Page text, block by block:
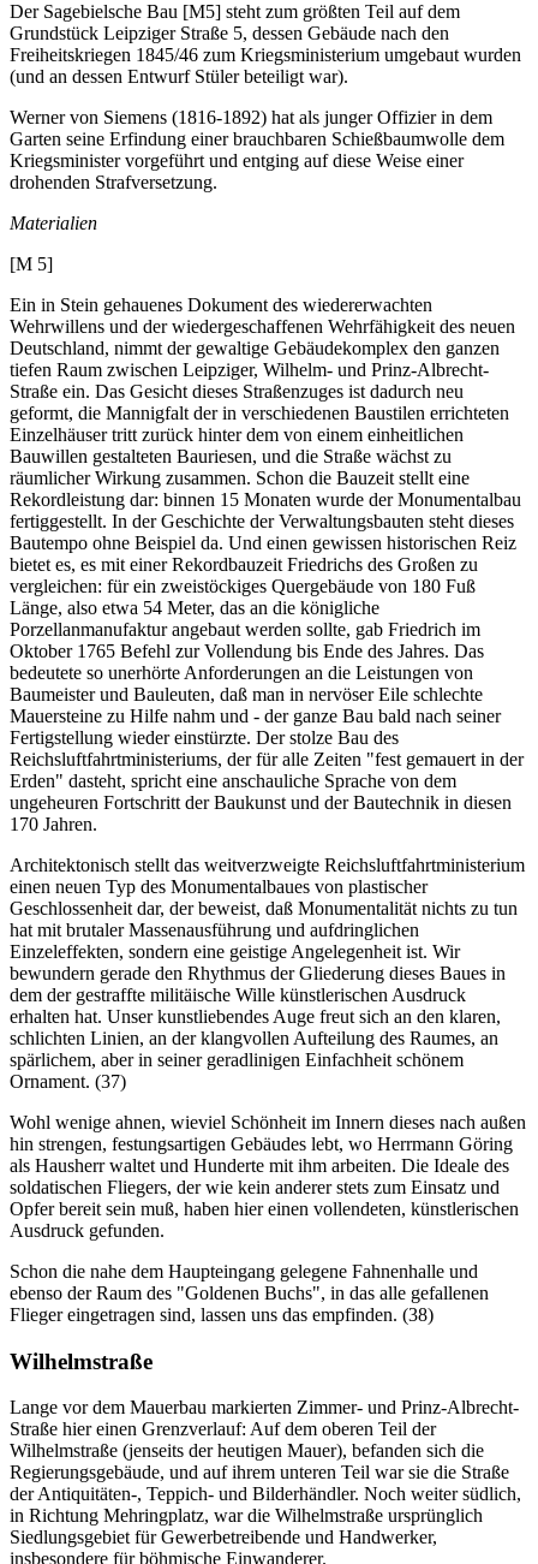
Der Sagebielsche Bau [M5] steht zum größten Teil auf dem
Grundstück Leipziger Straße 5, dessen Gebäude nach den
Freiheitskriegen 1845/46 zum Kriegsministerium umgebaut wurden
(und an dessen Entwurf Stüler beteiligt war).
Werner von Siemens (1816-1892) hat als junger Offizier in dem
Garten seine Erfindung einer brauchbaren Schießbaumwolle dem
Kriegsminister vorgeführt und entging auf diese Weise einer
drohenden Strafversetzung.
Materialien
[M 5]
Ein in Stein gehauenes Dokument des wiedererwachten
Wehrwillens und der wiedergeschaffenen Wehrfähigkeit des neuen
Deutschland, nimmt der gewaltige Gebäudekomplex den ganzen
tiefen Raum zwischen Leipziger, Wilhelm- und Prinz-Albrecht-
Straße ein. Das Gesicht dieses Straßenzuges ist dadurch neu
geformt, die Mannigfalt der in verschiedenen Baustilen errichteten
Einzelhäuser tritt zurück hinter dem von einem einheitlichen
Bauwillen gestalteten Bauriesen, und die Straße wächst zu
räumlicher Wirkung zusammen. Schon die Bauzeit stellt eine
Rekordleistung dar: binnen 15 Monaten wurde der Monumentalbau
fertiggestellt. In der Geschichte der Verwaltungsbauten steht dieses
Bautempo ohne Beispiel da. Und einen gewissen historischen Reiz
bietet es, es mit einer Rekordbauzeit Friedrichs des Großen zu
vergleichen: für ein zweistöckiges Quergebäude von 180 Fuß
Länge, also etwa 54 Meter, das an die königliche
Porzellanmanufaktur angebaut werden sollte, gab Friedrich im
Oktober 1765 Befehl zur Vollendung bis Ende des Jahres. Das
bedeutete so unerhörte Anforderungen an die Leistungen von
Baumeister und Bauleuten, daß man in nervöser Eile schlechte
Mauersteine zu Hilfe nahm und - der ganze Bau bald nach seiner
Fertigstellung wieder einstürzte. Der stolze Bau des
Reichsluftfahrtministeriums, der für alle Zeiten "fest gemauert in der
Erden" dasteht, spricht eine anschauliche Sprache von dem
ungeheuren Fortschritt der Baukunst und der Bautechnik in diesen
170 Jahren.
Architektonisch stellt das weitverzweigte Reichsluftfahrtministerium
einen neuen Typ des Monumentalbaues von plastischer
Geschlossenheit dar, der beweist, daß Monumentalität nichts zu tun
hat mit brutaler Massenausführung und aufdringlichen
Einzeleffekten, sondern eine geistige Angelegenheit ist. Wir
bewundern gerade den Rhythmus der Gliederung dieses Baues in
dem der gestraffte militäische Wille künstlerischen Ausdruck
erhalten hat. Unser kunstliebendes Auge freut sich an den klaren,
schlichten Linien, an der klangvollen Aufteilung des Raumes, an
spärlichem, aber in seiner geradlinigen Einfachheit schönem
Ornament. (37)
Wohl wenige ahnen, wieviel Schönheit im Innern dieses nach außen
hin strengen, festungsartigen Gebäudes lebt, wo Herrmann Göring
als Hausherr waltet und Hunderte mit ihm arbeiten. Die Ideale des
soldatischen Fliegers, der wie kein anderer stets zum Einsatz und
Opfer bereit sein muß, haben hier einen vollendeten, künstlerischen
Ausdruck gefunden.
Schon die nahe dem Haupteingang gelegene Fahnenhalle und
ebenso der Raum des "Goldenen Buchs", in das alle gefallenen
Flieger eingetragen sind, lassen uns das empfinden. (38)
Wilhelmstraße
Lange vor dem Mauerbau markierten Zimmer- und Prinz-Albrecht-
Straße hier einen Grenzverlauf: Auf dem oberen Teil der
Wilhelmstraße (jenseits der heutigen Mauer), befanden sich die
Regierungsgebäude, und auf ihrem unteren Teil war sie die Straße
der Antiquitäten-, Teppich- und Bilderhändler. Noch weiter südlich,
in Richtung Mehringplatz, war die Wilhelmstraße ursprünglich
Siedlungsgebiet für Gewerbetreibende und Handwerker,
insbesondere für böhmische Einwanderer.